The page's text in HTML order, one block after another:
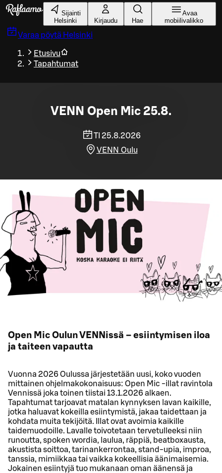
Siirry pääsisältöön
Sijainti
Helsinki
Kirjaudu Hae
Avaa
mobiilivalikko
Varaa pöytä Helsinki
Etusivu
Tapahtumat
VENN Open Mic 25.8.
TI 25.8.2026
VENN Oulu
Open Mic Oulun VENNissä – esiintymisen iloa
ja taiteen vapautta
Vuonna 2026 Oulussa järjestetään uusi, koko vuoden
mittainen ohjelmakokonaisuus: Open Mic -illat ravintola
Vennissä joka toinen tiistai 13.1.2026 alkaen.
Tapahtumat tarjoavat matalan kynnyksen lavan kaikille,
jotka haluavat kokeilla esiintymistä, jakaa taidettaan ja
kohdata muita tekijöitä. Illat ovat avoimia kaikille
taidemuodoille. Lavalle toivotetaan tervetulleeksi niin
runoutta, spoken wordia, laulua, räppiä, beatboxausta,
akustista soittoa, tarinankerrontaa, stand-upia, improa,
tanssia, mimiikkaa tai vaikka kokeellisia äänimaisemia.
Jokainen esiintyjä tuo mukanaan oman äänensä ja